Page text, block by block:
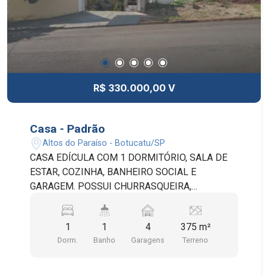
R$ 330.000,00 V
Casa - Padrão
Altos do Paraíso - Botucatu/SP
CASA EDÍCULA COM 1 DORMITÓRIO, SALA DE
ESTAR, COZINHA, BANHEIRO SOCIAL E
GARAGEM. POSSUI CHURRASQUEIRA,
TOTAL DO TERRENO É DE 375 m² SENDO 55 m²
DE ÁREA CONSTRUÍDA.
1
Dorm.
1
Banho
4
Garagens
375 m²
Terreno